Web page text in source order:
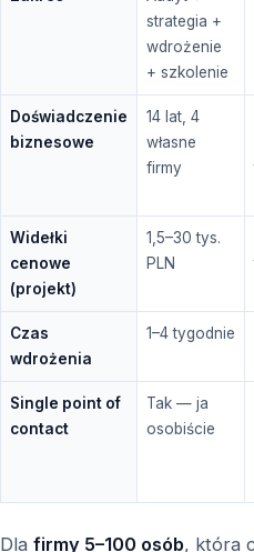
strategia +
wdrożenie
+ szkolenie
Doświadczenie
biznesowe
14 lat, 4
własne
firmy
Widełki
cenowe
(projekt)
1,5–30 tys.
PLN
Czas
wdrożenia
1–4 tygodnie
Single point of
contact
Tak — ja
osobiście
Dla firmy 5–100 osób, która